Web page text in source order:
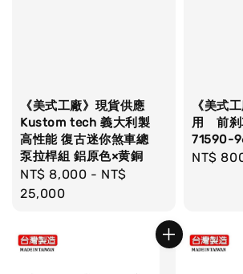
《美式工廠》現貨供應
Kustom tech 義大利製
高性能 復古迷你煞車總
泵拉桿組 鋁原色×黄銅
Regular
price
NT$ 8,000 - NT$
25,000
《美式
用 前刹
71590-
Regular
NT$